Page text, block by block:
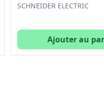
SCHNEIDER ELECTRIC
Ajouter au